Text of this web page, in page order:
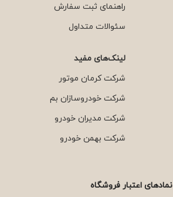
راهنمای ثبت سفارش
سئوالات متداول
لینک‌های مفید
شرکت کرمان موتور
شرکت خودروسازان بم
شرکت مدیران خودرو
شرکت بهمن خودرو
نمادهای اعتبار فروشگاه